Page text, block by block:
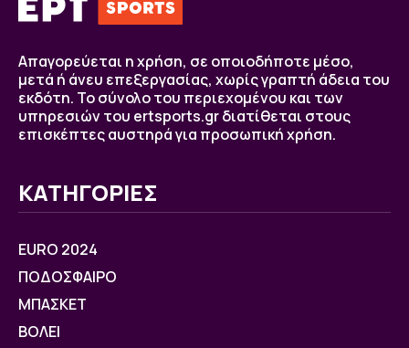
Απαγορεύεται η χρήση, σε οποιοδήποτε μέσο,
μετά ή άνευ επεξεργασίας, χωρίς γραπτή άδεια του
εκδότη. Το σύνολο του περιεχομένου και των
υπηρεσιών του ertsports.gr διατίθεται στους
επισκέπτες αυστηρά για προσωπική χρήση.
ΚΑΤΗΓΟΡΙΕΣ
EURO 2024
ΠΟΔΟΣΦΑΙΡΟ
ΜΠΑΣΚΕΤ
ΒOΛΕΙ